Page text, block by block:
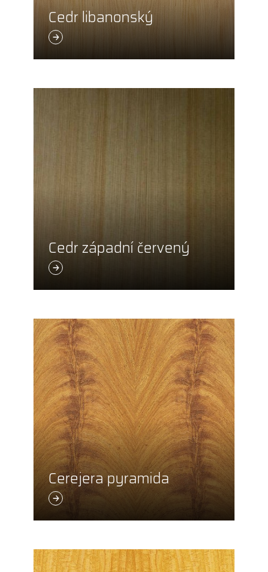
Cedr libanonský
Cedr západní červený
Cerejera pyramida